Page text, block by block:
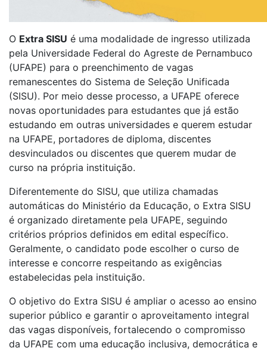
O Extra SISU é uma modalidade de ingresso utilizada
pela Universidade Federal do Agreste de Pernambuco
(UFAPE) para o preenchimento de vagas
remanescentes do Sistema de Seleção Unificada
(SISU). Por meio desse processo, a UFAPE oferece
novas oportunidades para estudantes que já estão
estudando em outras universidades e querem estudar
na UFAPE, portadores de diploma, discentes
desvinculados ou discentes que querem mudar de
curso na própria instituição.
Diferentemente do SISU, que utiliza chamadas
automáticas do Ministério da Educação, o Extra SISU
é organizado diretamente pela UFAPE, seguindo
critérios próprios definidos em edital específico.
Geralmente, o candidato pode escolher o curso de
interesse e concorre respeitando as exigências
estabelecidas pela instituição.
O objetivo do Extra SISU é ampliar o acesso ao ensino
superior público e garantir o aproveitamento integral
das vagas disponíveis, fortalecendo o compromisso
da UFAPE com uma educação inclusiva, democrática e